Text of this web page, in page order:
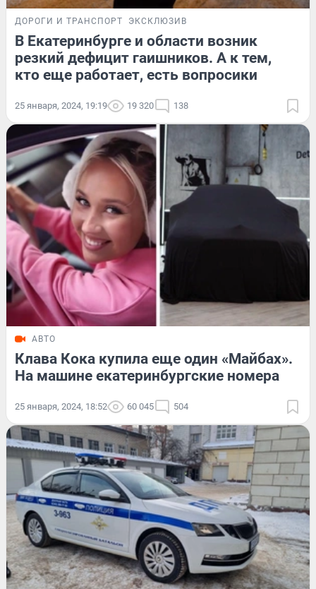
ДОРОГИ И ТРАНСПОРТ ЭКСКЛЮЗИВ
В Екатеринбурге и области возник
резкий дефицит гаишников. А к тем,
кто еще работает, есть вопросики
25 января, 2024, 19:19 19 320 138
АВТО
Клава Кока купила еще один «Майбах».
На машине екатеринбургские номера
25 января, 2024, 18:52 60 045 504